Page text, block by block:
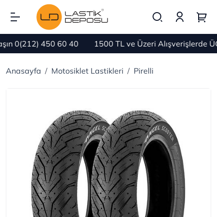
0(212) 450 60 40 1500 TL ve Üzeri Alışverişlerde
Anasayfa Motosiklet Lastikleri Pirelli